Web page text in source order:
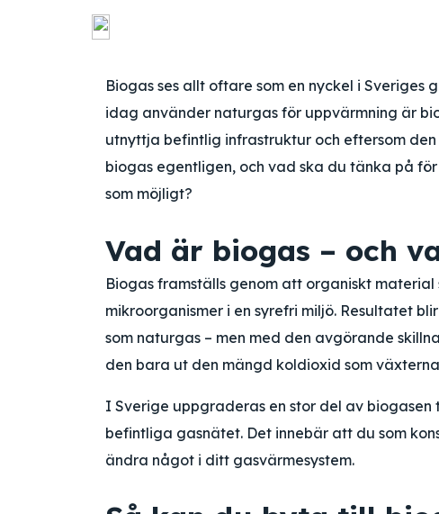
Biogas ses allt oftare som en nyckel i Sveriges
idag använder naturgas för uppvärmning är
utnyttja befintlig infrastruktur och eftersom
biogas egentligen, och vad ska du tänka på
som möjligt?
Vad är biogas – och
Biogas framställs genom att organiskt
mikroorganismer i en syrefri miljö. Resultatet
som naturgas – men med den avgörande
den bara ut den mängd koldioxid som
I Sverige uppgraderas en stor del av biogasen
befintliga gasnätet. Det innebär att du som
ändra något i ditt gasvärmesystem.